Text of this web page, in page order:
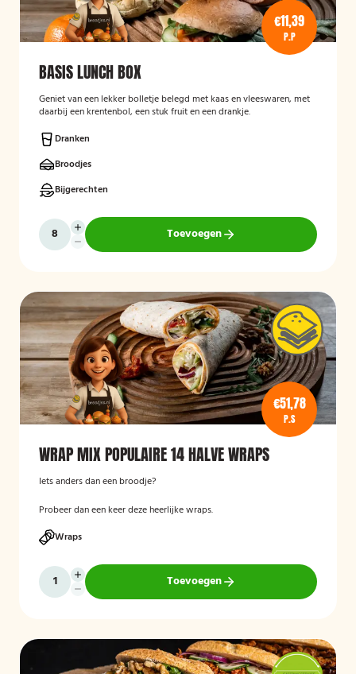
€11,39
P.P
BASIS LUNCH BOX
Geniet van een lekker bolletje belegd met kaas en vleeswaren, met
daarbij een krentenbol, een stuk fruit en een drankje.
Dranken
Broodjes
Bijgerechten
Toevoegen
€51,78
P.S
WRAP MIX POPULAIRE 14 HALVE WRAPS
Iets anders dan een broodje?
Probeer dan een keer deze heerlijke wraps.
Wraps
Toevoegen